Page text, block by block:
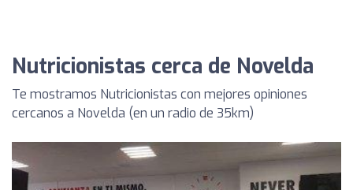
Nutricionistas cerca de Novelda
Te mostramos Nutricionistas con mejores opiniones
cercanos a Novelda (en un radio de 35km)